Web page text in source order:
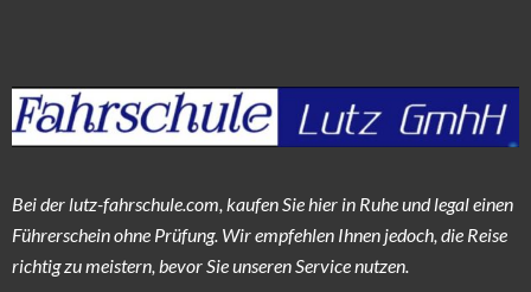
Bei der lutz-fahrschule.com, kaufen Sie hier in Ruhe und legal einen
Führerschein ohne Prüfung. Wir empfehlen Ihnen jedoch, die Reise
richtig zu meistern, bevor Sie unseren Service nutzen.